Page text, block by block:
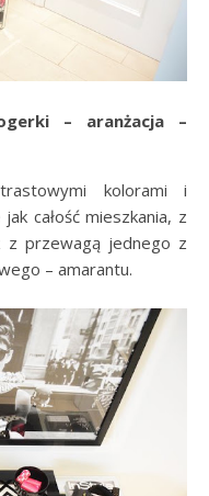
– aranżacja –
kolorami i
całość mieszkania, z
z przewagą jednego z
– amarantu.